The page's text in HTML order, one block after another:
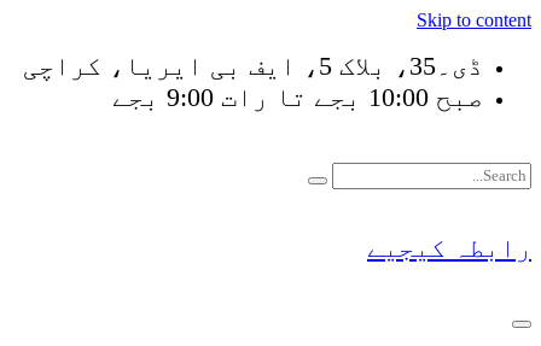
Skip to content
ڈی۔35، بلاک 5، ایف بی ایریا، کراچی
صبح 10:00 بجے تا رات 9:00 بجے
رابطہ کیجیے